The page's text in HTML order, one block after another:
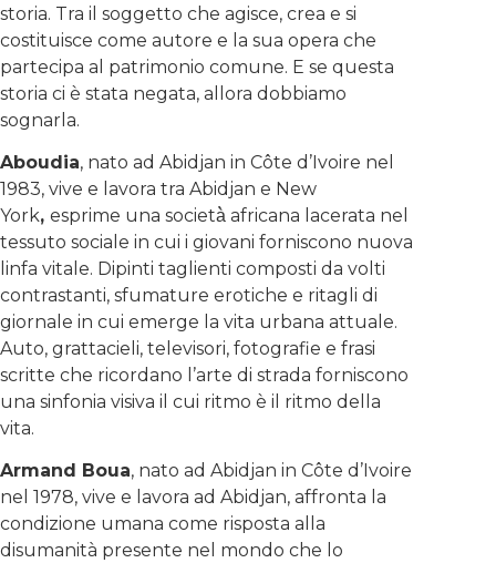
storia. Tra il soggetto che agisce, crea e si
costituisce come autore e la sua opera che
partecipa al patrimonio comune. E se questa
storia ci è stata negata, allora dobbiamo
sognarla.
Aboudia, nato ad Abidjan in Côte d’Ivoire nel
1983, vive e lavora tra Abidjan e New
York, esprime una società̀ africana lacerata nel
tessuto sociale in cui i giovani forniscono nuova
linfa vitale. Dipinti taglienti composti da volti
contrastanti, sfumature erotiche e ritagli di
giornale in cui emerge la vita urbana attuale.
Auto, grattacieli, televisori, fotografie e frasi
scritte che ricordano l’arte di strada forniscono
una sinfonia visiva il cui ritmo è il ritmo della
vita.
Armand Boua, nato ad Abidjan in Côte d’Ivoire
nel 1978, vive e lavora ad Abidjan, affronta la
condizione umana come risposta alla
disumanità presente nel mondo che lo